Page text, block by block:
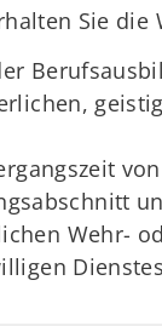
Sie
Wehr-